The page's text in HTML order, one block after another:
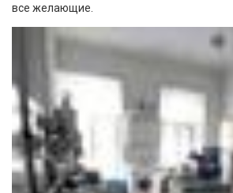
все желающие.